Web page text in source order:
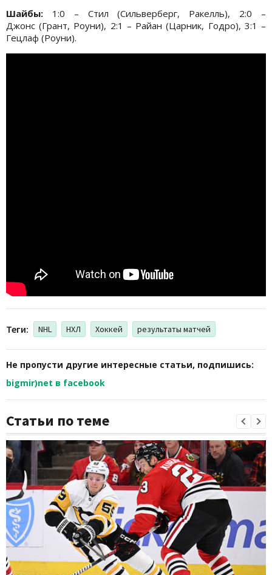
Шайбы: 1:0 – Стил (Сильверберг, Ракелль), 2:0 –
Джонс (Грант, Роуни), 2:1 – Райан (Царник, Годро), 3:1 –
Гецлаф (Роуни).
Теги: NHL НХЛ Хоккей результаты матчей
Не пропусти другие интересные статьи, подпишись:
bigmir)net в facebook
Статьи по теме